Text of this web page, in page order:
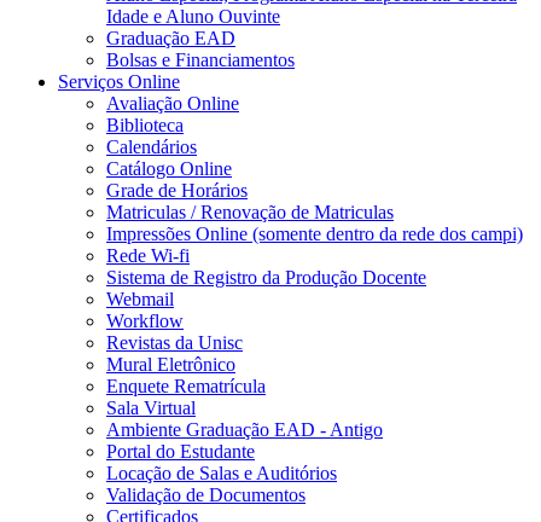
Idade e Aluno Ouvinte
Graduação EAD
Bolsas e Financiamentos
Serviços Online
Avaliação Online
Biblioteca
Calendários
Catálogo Online
Grade de Horários
Matriculas / Renovação de Matriculas
Impressões Online (somente dentro da rede dos campi)
Rede Wi-fi
Sistema de Registro da Produção Docente
Webmail
Workflow
Revistas da Unisc
Mural Eletrônico
Enquete Rematrícula
Sala Virtual
Ambiente Graduação EAD - Antigo
Portal do Estudante
Locação de Salas e Auditórios
Validação de Documentos
Certificados